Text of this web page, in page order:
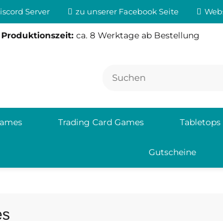
Server zu unserer Facebook Seite
ca. 8 Werktage ab Bestellung
Trading Card Games Tabletops
Gutscheine